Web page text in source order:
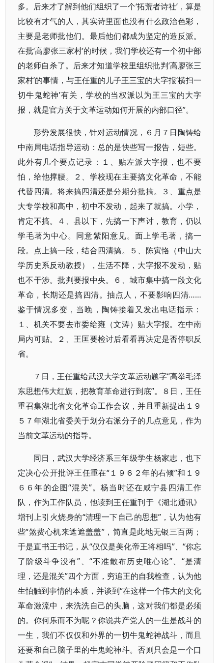
多。后来才了解到他们组织了一个‘拓荒者诗社’，算是
比较有才气的人，其实诗里面也没有什么政治色彩，
主要是老师批他们。最后他们都成为坚定的造反派。
在批‘高廖张三家村’的时候，我们学校还有一个初中部
的老师自杀了。后来才知道学校里组织批判‘高廖张三
家村’的事情，与王任重的儿子王三宝的大字报‘横扫一
切牛鬼蛇神’有关，学校的当权派以为王三宝的大字
报，就是官方关于文革运动如何开展的内部口径”。
形势发展很快，针对运动情况，６月７日陶铸给
中南局电话指导运动：总的是快些写一报告，短些。
此外有几个要点记录：１、贴左派大字报，也不要
怕，给他撑腰。２、学校现在主要搞文化革命，不能
代替四清。将来搞四清还是分期分批搞。３、重点是
大专学校和高中，初中不发动，起来了就搞。小学，
肯定不搞。４、县以下，先搞一下声讨，教育，仍以
学毛著为中心。同意紫阳意见。面上学毛著，搞一
段。点上搞一段，结合四清搞。５、陈寅恪（中山大
学历史系反动教授），生活不降，大字报不发动，贴
也不干涉。批判要报中央。６、城市集中搞一段文化
革命，长期还是搞四清。抽点人，不要影响四清……
鉴于情况多变，当晚，陶铸接着又发出电话指示：
１、机关不要去市委给雍（文涛）贴大字报。在中南
局内可贴。２、王匡要检讨后看看再决定是否停职反
省。
７日，王任重给武汉大学文革运动题字“高举毛泽
东思想伟大红旗，把教育革命进行到底”。８日，王任
重召集湖北省文化革命工作会议，并且重新提出１９
５７年湖北省委关于划分右派分子的几点意见，作为
当前文革运动的指导。
同日，武汉大学经济系三年级学生杨家志，也下
定决心公开批评王任重在“１９６２年的右倾”和１９
６６年的企图“混关”。杨当时还在咸宁县四清工作
队，作为工作队员，他读到王任重刊于《湖北通讯》
增刊上引火烧身的“清理一下自己的思想”，认为他有
些“煞费心机来遮遮盖盖”，简直是此地无银三百两；
于是直书王书记，从“仅仅是美化帝王将相吗”、“你忘
了阶级斗争没有”、“不准散布历史唯心论”、“是清
理，还是混关”四个方面，穷追王的自我检查，认为他
生怕触到事情的本质，并谈到“在这样一个伟大的文化
革命激流中，来洗洗自己的头脑，这对我们都是必须
的。你何乐而不为呢？你说共产党人的一生是战斗的
一生，我们不仅仅和外界的一切牛鬼蛇神战斗，而且
还要和自己脑子里的牛鬼蛇神斗。否则只会是一个口